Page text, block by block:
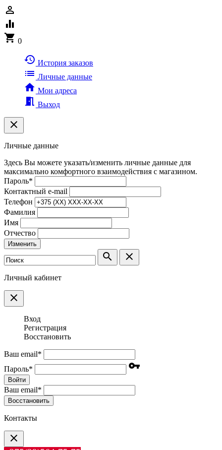
person_outline
equalizer
shopping_cart 0
history История заказов
list Личные данные
home Мои адреса
meeting_room Выход
clear
Личные данные
Здесь Вы можете указать/изменить личные данные для
максимально комфортного взаимодействия с магазином.
Пароль*
Контактный e-mail
Телефон
Фамилия
Имя
Отчество
Изменить
search clear
Личный кабинет
clear
Вход
Регистрация
Восстановить
Ваш email*
Пароль* vpn_key
Войти
Ваш email*
Воcстановить
Контакты
clear